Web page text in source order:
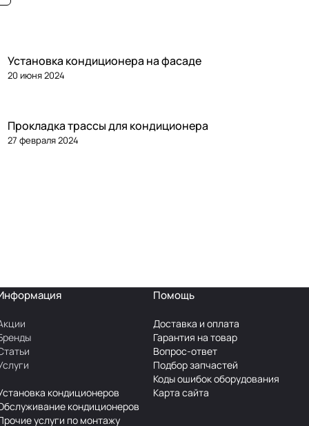
Установка кондиционера на фасаде
20 июня 2024
Прокладка трассы для кондиционера
27 февраля 2024
кондиционеров
кондиционеров
услуги по монтажу
Помощь
Доставка и оплата
Гарантия на товар
Вопрос-ответ
Подбор запчастей
Коды ошибок оборудования
Карта сайта